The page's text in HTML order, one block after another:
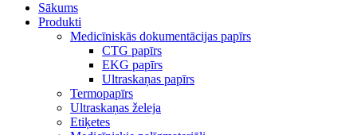
Sākums
Produkti
Medicīniskās dokumentācijas papīrs
CTG papīrs
EKG papīrs
Ultraskaņas papīrs
Termopapīrs
Ultraskaņas želeja
Etiķetes